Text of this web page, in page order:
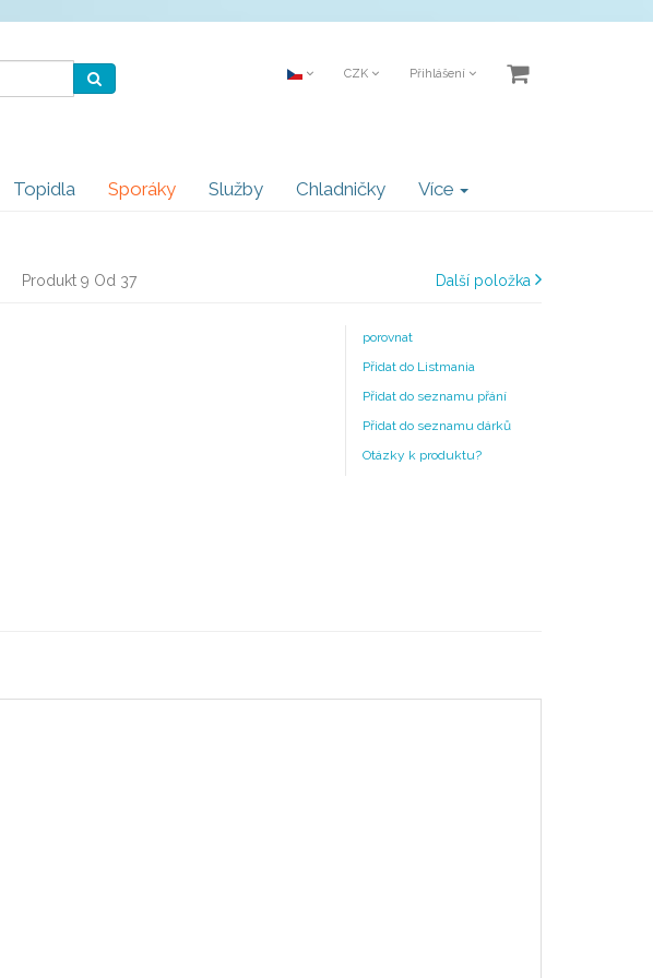
CZK Přihlášení
Topidla Sporáky Služby Chladničky Více
Produkt 9 Od 37 Další položka
porovnat
Přidat do Listmania
Přidat do seznamu přání
Přidat do seznamu dárků
Otázky k produktu?